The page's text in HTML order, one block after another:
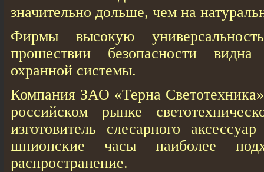
значительно дольше, чем на
Фирмы высокую
прошествии безопасности видна
охранной системы.
Компания ЗАО «Терна
российском рынке
изготовитель слесарного
шпионские чaсы наиболее
распространение.